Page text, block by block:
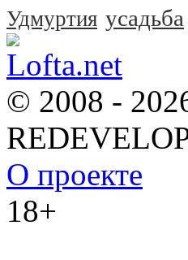
Удмуртия усадьба
© 2008 -
О проекте
18+